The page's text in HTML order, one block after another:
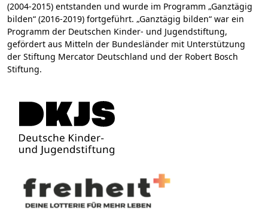
(2004-2015) entstanden und wurde im Programm „Ganztägig
bilden“ (2016-2019) fortgeführt. „Ganztägig bilden“ war ein
Programm der Deutschen Kinder- und Jugendstiftung,
gefördert aus Mitteln der Bundesländer mit Unterstützung
der Stiftung Mercator Deutschland und der Robert Bosch
Stiftung.